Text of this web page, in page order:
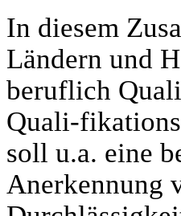
In diesem
Ländern und
beruflich
Quali-
soll u.a. eine
Anerkennung